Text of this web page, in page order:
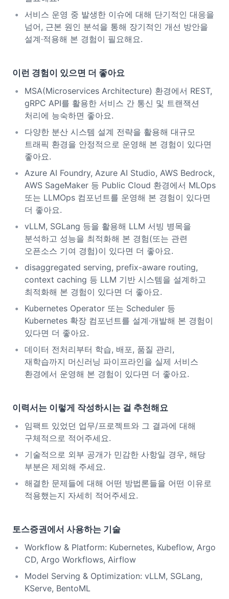
서비스 운영 중 발생한 이슈에 대해 단기적인 대응을
넘어, 근본 원인 분석을 통해 장기적인 개선 방안을
설계·적용해 본 경험이 필요해요.
이런 경험이 있으면 더 좋아요
MSA(Microservices Architecture) 환경에서 REST,
gRPC API를 활용한 서비스 간 통신 및 트랜잭션
처리에 능숙하면 좋아요.
다양한 분산 시스템 설계 전략을 활용해 대규모
트래픽 환경을 안정적으로 운영해 본 경험이 있다면
좋아요.
Azure AI Foundry, Azure AI Studio, AWS Bedrock,
AWS SageMaker 등 Public Cloud 환경에서 MLOps
또는 LLMOps 컴포넌트를 운영해 본 경험이 있다면
더 좋아요.
vLLM, SGLang 등을 활용해 LLM 서빙 병목을
분석하고 성능을 최적화해 본 경험(또는 관련
오픈소스 기여 경험)이 있다면 더 좋아요.
disaggregated serving, prefix-aware routing,
context caching 등 LLM 기반 시스템을 설계하고
최적화해 본 경험이 있다면 더 좋아요.
Kubernetes Operator 또는 Scheduler 등
Kubernetes 확장 컴포넌트를 설계·개발해 본 경험이
있다면 더 좋아요.
데이터 전처리부터 학습, 배포, 품질 관리,
재학습까지 머신러닝 파이프라인을 실제 서비스
환경에서 운영해 본 경험이 있다면 더 좋아요.
이력서는 이렇게 작성하시는 걸 추천해요
임팩트 있었던 업무/프로젝트와 그 결과에 대해
구체적으로 적어주세요.
기술적으로 외부 공개가 민감한 사항일 경우, 해당
부분은 제외해 주세요.
해결한 문제들에 대해 어떤 방법론들을 어떤 이유로
적용했는지 자세히 적어주세요.
토스증권에서 사용하는 기술
Workflow & Platform: Kubernetes, Kubeflow, Argo
CD, Argo Workflows, Airflow
Model Serving & Optimization: vLLM, SGLang,
KServe, BentoML